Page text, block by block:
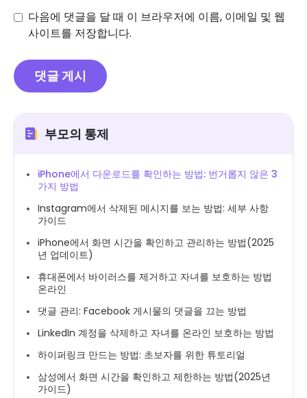
다음에 댓글을 달 때 이 브라우저에 이름, 이메일 및 웹
사이트를 저장합니다.
부모의 통제
iPhone에서 다운로드를 확인하는 방법: 번거롭지 않은 3
가지 방법
Instagram에서 삭제된 메시지를 보는 방법: 세부 사항
가이드
iPhone에서 화면 시간을 확인하고 관리하는 방법(2025
년 업데이트)
휴대폰에서 바이러스를 제거하고 자녀를 보호하는 방법
온라인
댓글 관리: Facebook 게시물의 댓글을 끄는 방법
LinkedIn 계정을 삭제하고 자녀를 온라인 보호하는 방법
하이퍼링크 만드는 방법: 초보자를 위한 튜토리얼
삼성에서 화면 시간을 확인하고 제한하는 방법(2025년
가이드)